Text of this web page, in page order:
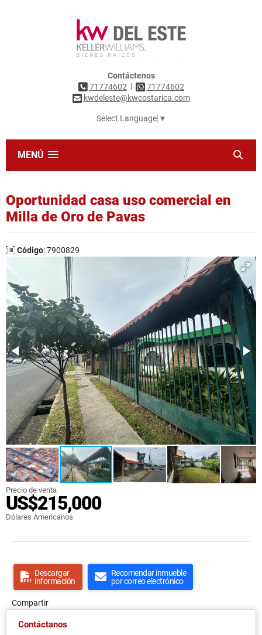
Contáctenos
71774602 |
71774602
kwdeleste@kwcostarica.com
Select Language ▼
MENÚ
Oportunidad casa uso comercial en
Milla de Oro de Pavas
Código: 7900829
Precio de venta
US$215,000
Dólares Americanos
Descargar
información
Recomendar inmueble
por correo electrónico
Compartir
Contáctanos